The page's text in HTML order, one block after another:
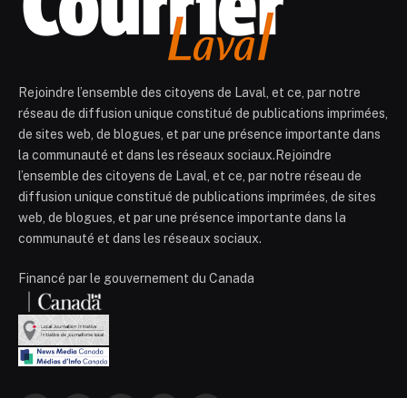
Rejoindre l’ensemble des citoyens de Laval, et ce, par notre
réseau de diffusion unique constitué de publications imprimées,
de sites web, de blogues, et par une présence importante dans
la communauté et dans les réseaux sociaux.Rejoindre
l’ensemble des citoyens de Laval, et ce, par notre réseau de
diffusion unique constitué de publications imprimées, de sites
web, de blogues, et par une présence importante dans la
communauté et dans les réseaux sociaux.
Financé par le gouvernement du Canada